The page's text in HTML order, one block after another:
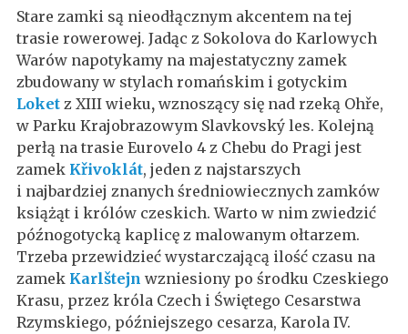
Stare zamki są nieodłącznym akcentem na tej
trasie rowerowej. Jadąc z Sokolova do Karlowych
Warów napotykamy na majestatyczny zamek
zbudowany w stylach romańskim i gotyckim
Loket z XIII wieku, wznoszący się nad rzeką Ohře,
w Parku Krajobrazowym Slavkovský les. Kolejną
perłą na trasie Eurovelo 4 z Chebu do Pragi jest
zamek Křivoklát, jeden z najstarszych
i najbardziej znanych średniowiecznych zamków
książąt i królów czeskich. Warto w nim zwiedzić
późnogotycką kaplicę z malowanym ołtarzem.
Trzeba przewidzieć wystarczającą ilość czasu na
zamek Karlštejn wzniesiony po środku Czeskiego
Krasu, przez króla Czech i Świętego Cesarstwa
Rzymskiego, późniejszego cesarza, Karola IV.